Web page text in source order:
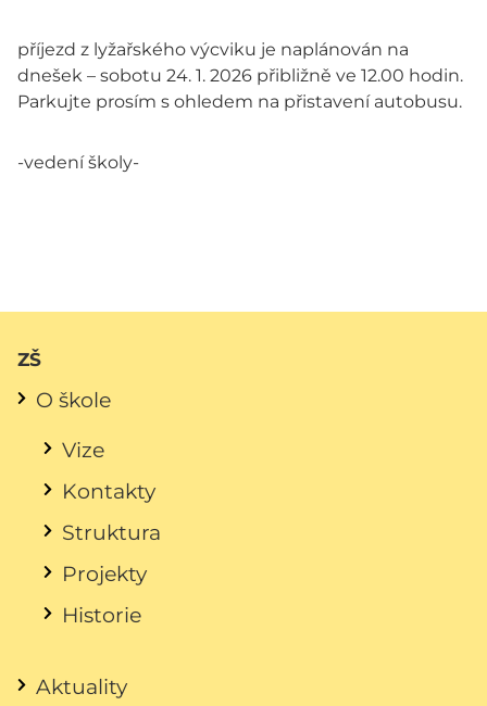
příjezd z lyžařského výcviku je naplánován na
dnešek – sobotu 24. 1. 2026 přibližně ve 12.00 hodin.
Parkujte prosím s ohledem na přistavení autobusu.
-vedení školy-
ZŠ
O škole
Vize
Kontakty
Struktura
Projekty
Historie
Aktuality